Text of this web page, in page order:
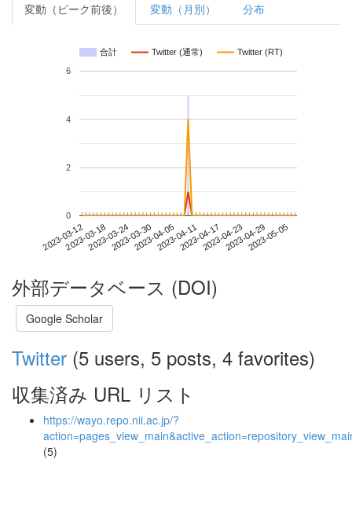
変動（ピーク前後） 変動（月別） 分布
合計 Twitter (通常) Twitter (RT)
2023-03-122023-03-182023-03-242023-03-302023-04-052023-04-112023-04-172023-04-232023-04-292023-05-05
0
2
4
6
外部データベース (DOI)
Google Scholar
Twitter (5 users, 5 posts, 4 favorites)
収集済み URL リスト
https://wayo.repo.nii.ac.jp/?
(5)